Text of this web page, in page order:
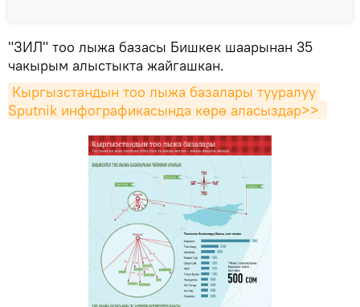
"ЗИЛ" тоо лыжа базасы Бишкек шаарынан 35
чакырым алыстыкта жайгашкан.
Кыргызстандын тоо лыжа базалары тууралуу
Sputnik инфографикасында көрө аласыздар>>